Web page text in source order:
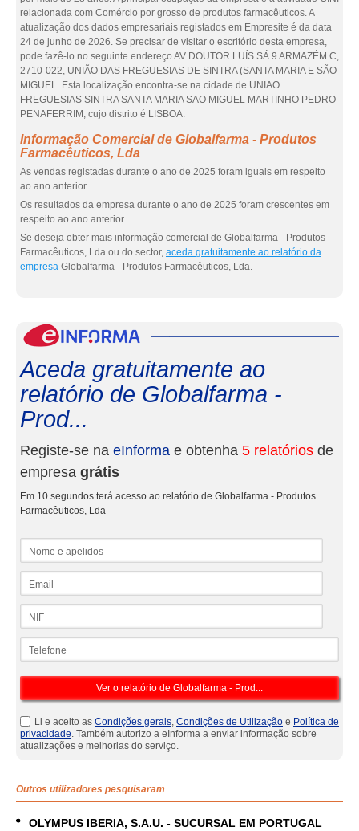
relacionada com Comércio por grosso de produtos farmacêuticos. A
atualização dos dados empresariais registados em Empresite é da data
24 de junho de 2026. Se precisar de visitar o escritório desta empresa,
pode fazê-lo no seguinte endereço AV DOUTOR LUÍS SÁ 9 ARMAZÉM C,
2710-022, UNIÃO DAS FREGUESIAS DE SINTRA (SANTA MARIA E SÃO
MIGUEL. Esta localização encontra-se na cidade de UNIAO
FREGUESIAS SINTRA SANTA MARIA SAO MIGUEL MARTINHO PEDRO
PENAFERRIM, cujo distrito é LISBOA.
Informação Comercial de Globalfarma - Produtos
Farmacêuticos, Lda
As vendas registadas durante o ano de 2025 foram iguais em respeito
ao ano anterior.
Os resultados da empresa durante o ano de 2025 foram crescentes em
respeito ao ano anterior.
Se deseja obter mais informação comercial de Globalfarma - Produtos
Farmacêuticos, Lda ou do sector, aceda gratuitamente ao relatório da
empresa Globalfarma - Produtos Farmacêuticos, Lda.
Aceda gratuitamente ao
relatório de Globalfarma -
Prod...
Registe-se na eInforma e obtenha 5 relatórios de
empresa grátis
Em 10 segundos terá acesso ao relatório de Globalfarma - Produtos
Farmacêuticos, Lda
Li e aceito as Condições gerais, Condições de Utilização e Política de
privacidade. Também autorizo a eInforma a enviar informação sobre
atualizações e melhorias do serviço.
Outros utilizadores pesquisaram
OLYMPUS IBERIA, S.A.U. - SUCURSAL EM PORTUGAL